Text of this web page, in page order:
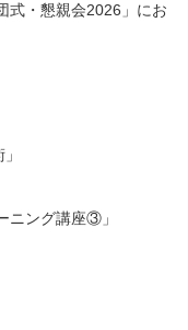
式・懇親会2026」にお
ニング講座③」